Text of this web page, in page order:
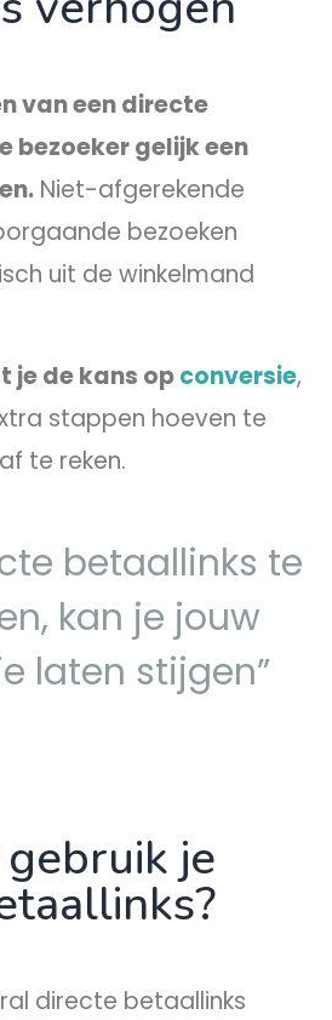
van een directe
bezoeker gelijk een
Niet-afgerekende
bezoeken
uit de winkelmand
je de kans opconversie,
stappen hoeven te
te reken.
betaallinks te
kan je jouw
laten stijgen”
je
directe betaallinks